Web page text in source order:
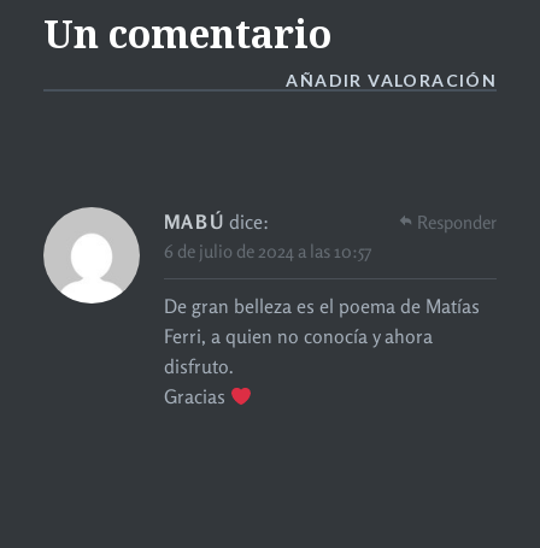
Un comentario
AÑADIR VALORACIÓN
MABÚ dice:
6 de julio de 2024 a las 10:57
De gran belleza es el poema de Matías
Ferri, a quien no conocía y ahora
disfruto.
Gracias
Responder